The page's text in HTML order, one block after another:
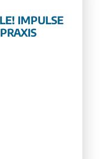
IMPULSE